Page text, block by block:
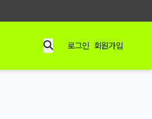
로그인 회원가입